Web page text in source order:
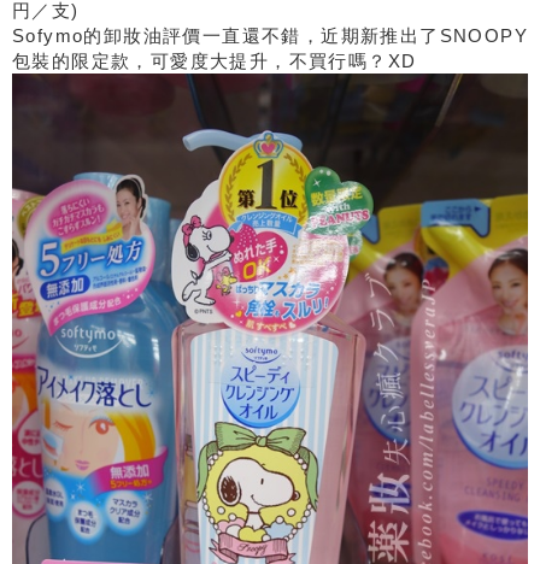
円／支)
Sofymo的卸妝油評價一直還不錯，近期新推出了SNOOPY
包裝的限定款，可愛度大提升，不買行嗎？XD